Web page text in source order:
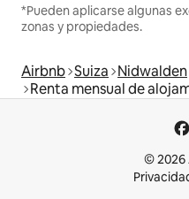
*Pueden aplicarse algunas
zonas y propiedades.
Airbnb Suiza Nidwalden
Renta mensual de
© 2026